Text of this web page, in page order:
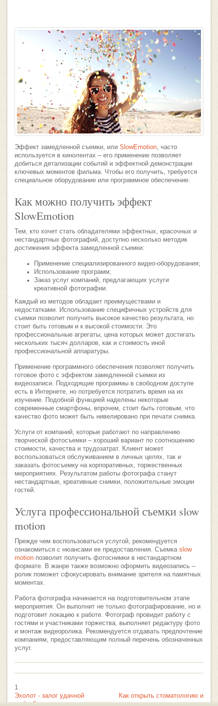
Эффект замедленной съемки, или SlowEmotion , часто
используется в кинолентах – его применение позволяет
добиться детализации событий и эффектной демонстрации
ключевых моментов фильма. Чтобы его получить, требуется
специальное оборудование или программное обеспечение.
Как можно получить эффект
SlowEmotion
Тем, кто хочет стать обладателями эффектных, красочных и
нестандартных фотографий, доступно несколько методик
достижения эффекта замедленной съемки:
Применение специализированного видео-оборудования;
Использование программ;
Заказ услуг компаний, предлагающих услуги
креативной фотографии.
Каждый из методов обладает преимуществами и
недостатками. Использование специфичных устройств для
съемки позволит получить высокое качество результата, но
стоит быть готовым и к высокой стоимости. Это
профессиональные агрегаты, цена которых может достигать
нескольких тысяч долларов, как и стоимость иной
профессиональной аппаратуры.
Применение программного обеспечения позволяет получить
готовое фото с эффектом замедленной съемки из
видеозаписи. Подходящие программы в свободном доступе
есть в Интернете, но потребуется потратить время на их
изучение. Подобной функцией наделены некоторые
современные смартфоны, впрочем, стоит быть готовым, что
качество фото может быть нивелировано при печати снимка.
Услуги от компаний, которые работают по направлению
творческой фотосъемки – хороший вариант по соотношению
стоимости, качества и трудозатрат. Клиент может
воспользоваться обслуживанием в личных целях, так и
заказать фотосъемку на корпоративных, торжественных
мероприятиях. Результатом работы фотографа станут
нестандартные, креативные снимки, положительные эмоции
гостей.
Услуга профессиональной съемки slow
motion
Прежде чем воспользоваться услугой, рекомендуется
ознакомиться с нюансами ее предоставления. Съемка slow
motion позволит получить фотоснимки в нестандартном
формате. В жанре также возможно оформить видеозапись –
ролик поможет сфокусировать внимание зрителя на памятных
моментах.
Работа фотографа начинается на подготовительном этапе
мероприятия. Он выполнит не только фотографирование, но и
подготовит локацию к работе. Фотограф провидит работу с
гостями и участниками торжества, выполняет редактуру фото
и монтаж видеоролика. Рекомендуется отдавать предпочтение
компаниям, предоставляющим полный перечень обозначенных
услуг.
1
Эхолот - залог удачной
рыбной ловли
Как открыть стоматологию и
создать сеть клиник